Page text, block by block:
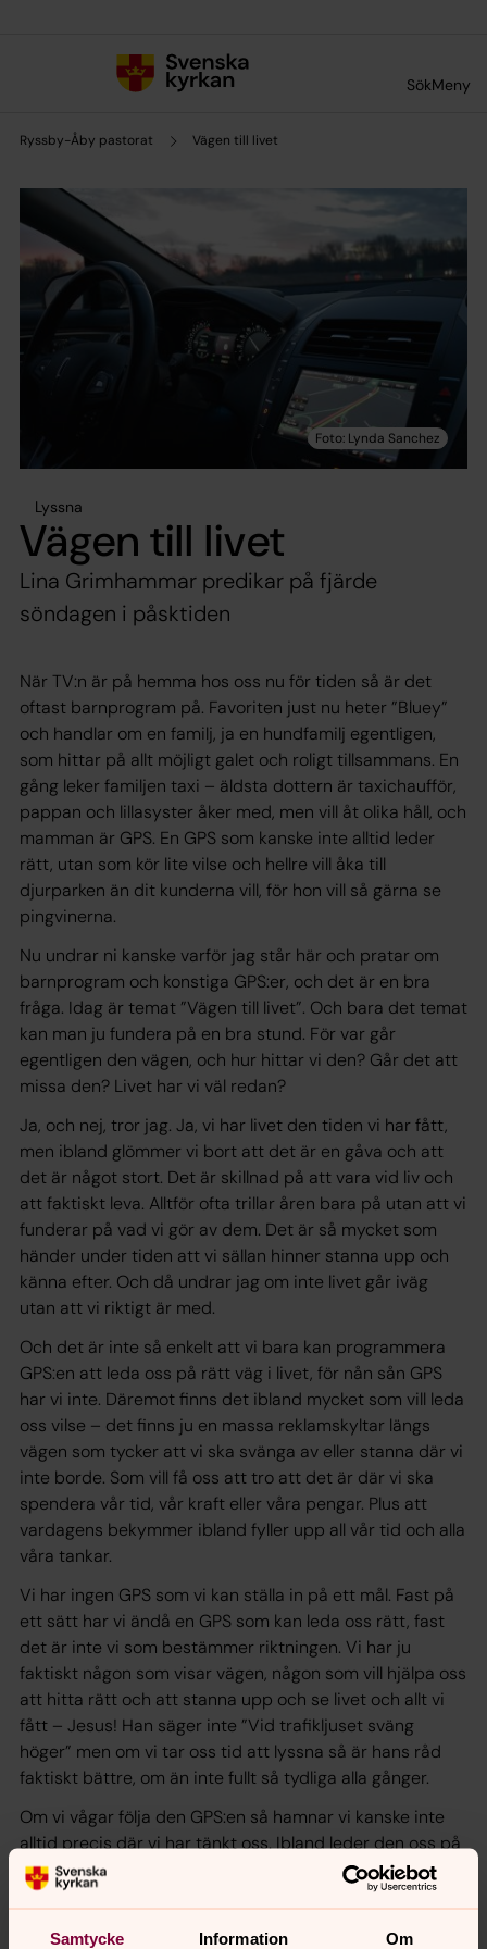
Samtycke Information Om
SökMeny
Ryssby-Åby pastorat Vägen till livet
Lyssna
Vägen till livet
Lina Grimhammar predikar på fjärde
söndagen i påsktiden
När TV:n är på hemma hos oss nu för tiden så är det
oftast barnprogram på. Favoriten just nu heter ”Bluey”
och handlar om en familj, ja en hundfamilj egentligen,
som hittar på allt möjligt galet och roligt tillsammans. En
gång leker familjen taxi – äldsta dottern är taxichaufför,
pappan och lillasyster åker med, men vill åt olika håll, och
mamman är GPS. En GPS som kanske inte alltid leder
rätt, utan som kör lite vilse och hellre vill åka till
djurparken än dit kunderna vill, för hon vill så gärna se
pingvinerna.
Nu undrar ni kanske varför jag står här och pratar om
barnprogram och konstiga GPS:er, och det är en bra
fråga. Idag är temat ”Vägen till livet”. Och bara det temat
kan man ju fundera på en bra stund. För var går
egentligen den vägen, och hur hittar vi den? Går det att
missa den? Livet har vi väl redan?
Ja, och nej, tror jag. Ja, vi har livet den tiden vi har fått,
men ibland glömmer vi bort att det är en gåva och att
det är något stort. Det är skillnad på att vara vid liv och
att faktiskt leva. Alltför ofta trillar åren bara på utan att vi
funderar på vad vi gör av dem. Det är så mycket som
händer under tiden att vi sällan hinner stanna upp och
känna efter. Och då undrar jag om inte livet går iväg
utan att vi riktigt är med.
Och det är inte så enkelt att vi bara kan programmera
GPS:en att leda oss på rätt väg i livet, för nån sån GPS
har vi inte. Däremot finns det ibland mycket som vill leda
oss vilse – det finns ju en massa reklamskyltar längs
vägen som tycker att vi ska svänga av eller stanna där vi
inte borde. Som vill få oss att tro att det är där vi ska
spendera vår tid, vår kraft eller våra pengar. Plus att
vardagens bekymmer ibland fyller upp all vår tid och alla
våra tankar.
Vi har ingen GPS som vi kan ställa in på ett mål. Fast på
ett sätt har vi ändå en GPS som kan leda oss rätt, fast
det är inte vi som bestämmer riktningen. Vi har ju
faktiskt någon som visar vägen, någon som vill hjälpa oss
att hitta rätt och att stanna upp och se livet och allt vi
fått – Jesus! Han säger inte ”Vid trafikljuset sväng
höger” men om vi tar oss tid att lyssna så är hans råd
faktiskt bättre, om än inte fullt så tydliga alla gånger.
Om vi vågar följa den GPS:en så hamnar vi kanske inte
alltid precis där vi har tänkt oss. Ibland leder den oss på
andra vägar än dem som vi kan se. Kanske oftast inte till
djurparken, som i barnprogrammet, eller kanske precis